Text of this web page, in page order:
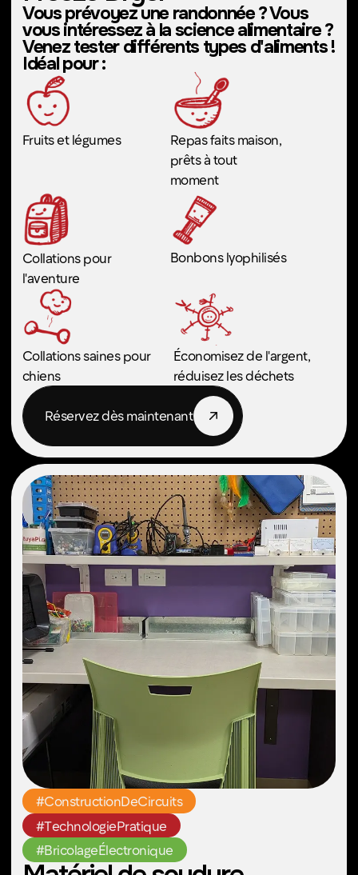
Costumes et cosplay
Réservez dès maintenant
#Rendu numérique
#Dessin graphique Tablette
Art numérique
Grâce à nos tablettes numériques, vous
pouvez esquisser, dessiner, peindre et
créer à l'aide d'outils créatifs. Idéales
pour l'illustration, l'animation, la
conception de personnages ou vos
projets personnels, elles vous permettent
de créer à votre guise !
Perfect for:
Concevez des logos et
des articles de marque
Apprenez l'art de
l'animation image par
image
Créez vos propres
bandes dessinées
Explorez les illustrations
numériques
Concevez votre propre
personnage numérique
Réservez dès maintenant